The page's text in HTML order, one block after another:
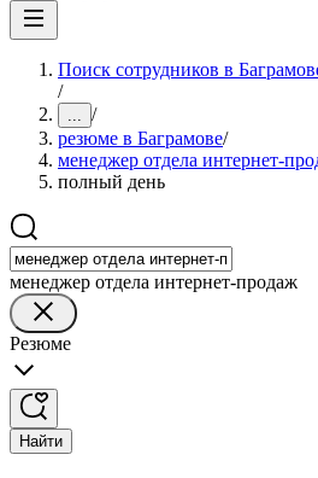
Поиск сотрудников в
/
... /
резюме в Баграмове/
менеджер отдела интернет-
полный день
менеджер отдела интернет-продаж
Резюме
Найти